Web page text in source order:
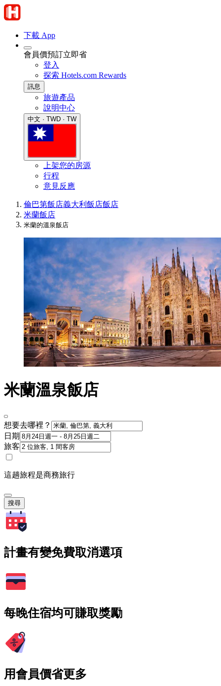
下載 App
會員價預訂立即省
登入
探索 Hotels.com Rewards
訊息
旅遊產品
說明中心
中文 · TWD · TW
上架您的房源
行程
意見反應
倫巴第飯店義大利飯店飯店
米蘭飯店
米蘭的溫泉飯店
米蘭溫泉飯店
想要去哪裡？
日期
旅客
這趟旅程是商務旅行
搜尋
計畫有變免費取消選項
每晚住宿均可賺取獎勵
用會員價省更多